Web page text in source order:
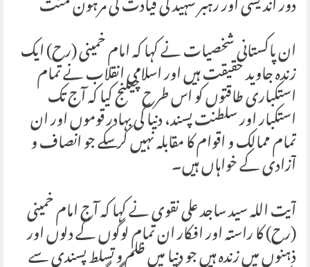
ان پاکستانی شخصیات نے کہا کہ امام خمینی (رح) ایک
زندہ جاوید حقیقت ہیں اور اسلامی انقلاب نے تمام
استکباری طاقتوں کو اس طرح چیلنج کیا کہ آج تک
استکبار اور سلطنت پسند، دنیا کی بہادر قوموں اور ان
تمام ممالک و اقوام کا مقابلہ نہیں کر سکے جو انصاف و
آزادی کے خواہاں ہیں۔
آیت اللہ سید ساجد علی نقوی نے کہا کہ آج امام خمینی
(رح) کا راستہ اور افکار ان تمام لوگوں کے دلوں اور